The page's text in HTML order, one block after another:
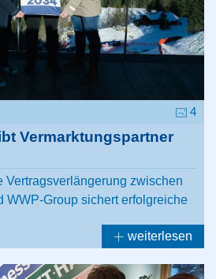
4
Vermarktungspartner
Vertragsverlängerung zwischen
WWP-Group sichert erfolgreiche
weiterlesen